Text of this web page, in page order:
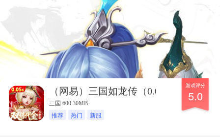
（网易）三国如龙传（0.05折双倍代金
三国 600.30MB
推荐 热门 新服
游戏评分
5.0